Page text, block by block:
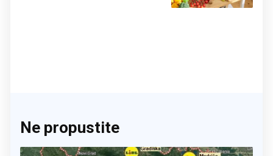
Ne propustite